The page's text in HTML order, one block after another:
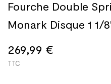
Fourche Double
Monark Disque 1 1/
269,99 €
TTC